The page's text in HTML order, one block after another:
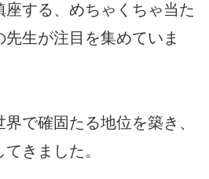
座する、めちゃくちゃ当た
生が注目を集めていま
で確固たる地位を築き、
きました。